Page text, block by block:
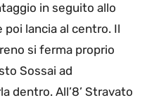
in seguito allo
lancia al centro. Il
si ferma proprio
Sossai ad
dentro. All’8’ Stravato